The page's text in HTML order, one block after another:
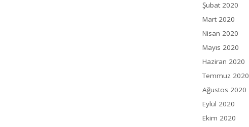
Şubat 2020
Mart 2020
Nisan 2020
Mayıs 2020
Haziran 2020
Temmuz 2020
Ağustos 2020
Eylül 2020
Ekim 2020